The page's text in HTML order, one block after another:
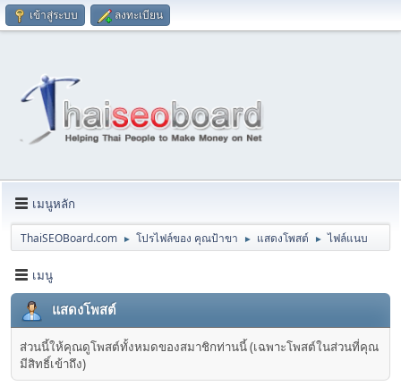
เข้าสู่ระบบ ลงทะเบียน
เมนูหลัก
ThaiSEOBoard.com ► โปรไฟล์ของ คุณป้าขา ► แสดงโพสต์ ► ไฟล์แนบ
เมนู
แสดงโพสต์
ส่วนนี้ให้คุณดูโพสต์ทั้งหมดของสมาชิกท่านนี้ (เฉพาะโพสต์ในส่วนที่คุณ
มีสิทธิ์เข้าถึง)